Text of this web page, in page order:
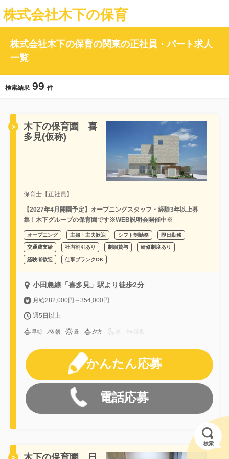
株式会社木下の保育
株式会社木下の保育の関東の正社員・パート求人
一覧
検索結果 99 件
木下の保育園 喜
多見(仮称)
保育士【正社員】
【2027年4月開園予定】オープニングスタッフ・経験3年以上募
集！木下グループの保育園です※WEB説明会開催中※
オープニング 主婦・主夫歓迎 シフト制勤務 即日勤務
交通費支給 社内割引あり 制服貸与 研修制度あり
経験者歓迎 仕事ブランクOK
小田急線「喜多見」駅より徒歩2分
月給282,000円～354,000円
週5日以上
早朝 朝 昼 夕方 夜 深夜
かんたん応募
電話応募
検索